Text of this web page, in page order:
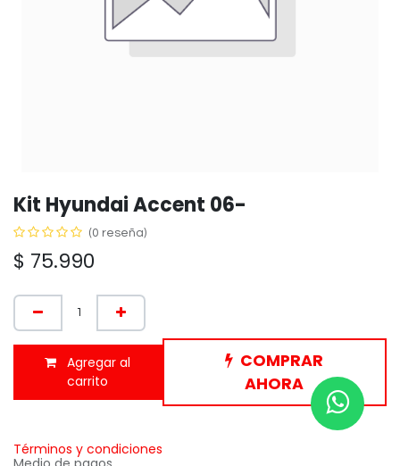
Kit Hyundai Accent 06-
(0 reseña)
$ 75.990
Agregar al
carrito
COMPRAR
AHORA
Términos y condiciones